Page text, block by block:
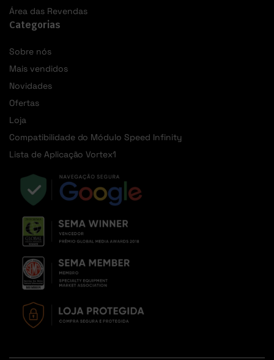
Área das Revendas
Categorias
Sobre nós
Mais vendidos
Novidades
Ofertas
Loja
Compatibilidade do Módulo Speed Infinity
Lista de Aplicação Vortex1